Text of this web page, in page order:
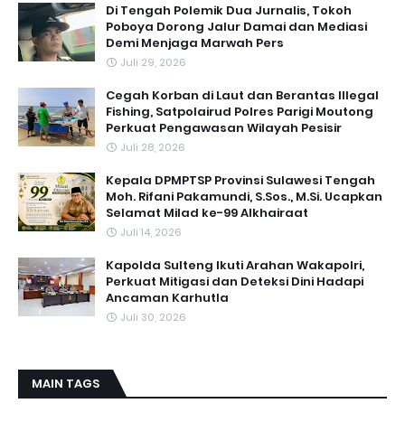
Di Tengah Polemik Dua Jurnalis, Tokoh
Poboya Dorong Jalur Damai dan Mediasi
Demi Menjaga Marwah Pers
Juli 29, 2026
Cegah Korban di Laut dan Berantas Illegal
Fishing, Satpolairud Polres Parigi Moutong
Perkuat Pengawasan Wilayah Pesisir
Juli 28, 2026
Kepala DPMPTSP Provinsi Sulawesi Tengah
Moh. Rifani Pakamundi, S.Sos., M.Si. Ucapkan
Selamat Milad ke-99 Alkhairaat
Juli 14, 2026
Kapolda Sulteng Ikuti Arahan Wakapolri,
Perkuat Mitigasi dan Deteksi Dini Hadapi
Ancaman Karhutla
Juli 30, 2026
MAIN TAGS